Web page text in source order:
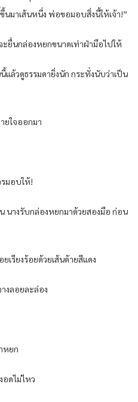
นมาเส้นหนึ่ง พ่อขอมอบสิ่งนี้ให้เจ้า!”
ยื่นกล่องหยกขนาดเท่าฝ่ามือไปให้
แล้วดูธรรมดายิ่งนัก กระทั่งนับว่าเป็น
ยใจออกมา
มอบให้!
นางรับกล่องหยกมาด้วยสองมือ ก่อน
เรียงร้อยด้วยเส้นด้ายสีแดง
งลอยละล่อง
หยก
อดไม่ไหว